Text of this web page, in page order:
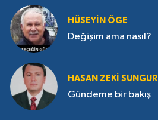
HÜSEYIN ÖGE
Değişim ama nasıl?
HASAN ZEKI SUNGUR
Gündeme bir bakış